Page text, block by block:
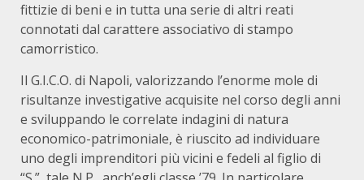
fittizie di beni e in tutta una serie di altri reati
connotati dal carattere associativo di stampo
camorristico.
Il G.I.C.O. di Napoli, valorizzando l’enorme mole di
risultanze investigative acquisite nel corso degli anni
e sviluppando le correlate indagini di natura
economico-patrimoniale, è riuscito ad individuare
uno degli imprenditori più vicini e fedeli al figlio di